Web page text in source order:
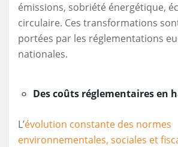
émissions, sobriété énergétique,
circulaire. Ces transformations
portées par les réglementations
nationales.
Des coûts réglementaires en
L’évolution constante des normes
environnementales, sociales et